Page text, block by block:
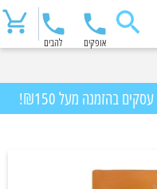
אופקים להבים
בהזמנה מעל ₪150!